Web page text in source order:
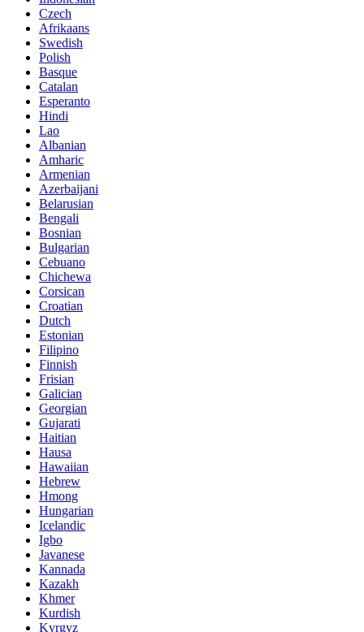
Czech
Afrikaans
Swedish
Polish
Basque
Catalan
Esperanto
Hindi
Lao
Albanian
Amharic
Armenian
Azerbaijani
Belarusian
Bengali
Bosnian
Bulgarian
Cebuano
Chichewa
Corsican
Croatian
Dutch
Estonian
Filipino
Finnish
Frisian
Galician
Georgian
Gujarati
Haitian
Hausa
Hawaiian
Hebrew
Hmong
Hungarian
Icelandic
Igbo
Javanese
Kannada
Kazakh
Khmer
Kurdish
Kyrgyz